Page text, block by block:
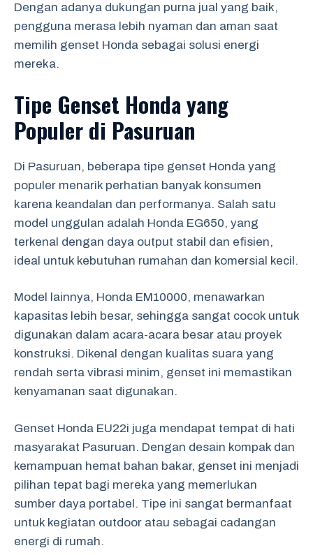
Dengan adanya dukungan purna jual yang baik,
pengguna merasa lebih nyaman dan aman saat
memilih genset Honda sebagai solusi energi
mereka.
Tipe Genset Honda yang
Populer di Pasuruan
Di Pasuruan, beberapa tipe genset Honda yang
populer menarik perhatian banyak konsumen
karena keandalan dan performanya. Salah satu
model unggulan adalah Honda EG650, yang
terkenal dengan daya output stabil dan efisien,
ideal untuk kebutuhan rumahan dan komersial kecil.
Model lainnya, Honda EM10000, menawarkan
kapasitas lebih besar, sehingga sangat cocok untuk
digunakan dalam acara-acara besar atau proyek
konstruksi. Dikenal dengan kualitas suara yang
rendah serta vibrasi minim, genset ini memastikan
kenyamanan saat digunakan.
Genset Honda EU22i juga mendapat tempat di hati
masyarakat Pasuruan. Dengan desain kompak dan
kemampuan hemat bahan bakar, genset ini menjadi
pilihan tepat bagi mereka yang memerlukan
sumber daya portabel. Tipe ini sangat bermanfaat
untuk kegiatan outdoor atau sebagai cadangan
energi di rumah.